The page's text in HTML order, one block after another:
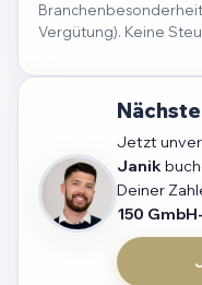
Vergütung). Keine
Jetzt
Janik
Deiner
150